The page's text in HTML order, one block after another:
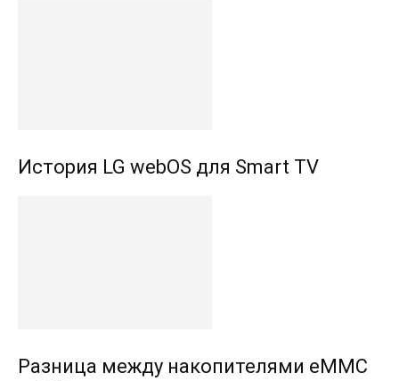
История LG webOS для Smart TV
Разница между накопителями eMMC